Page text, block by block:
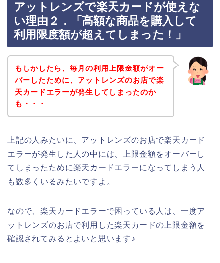
アットレンズで楽天カードが使えな
い理由２．「高額な商品を購入して
利用限度額が超えてしまった！」
もしかしたら、毎月の利用上限金額がオー
バーしたために、アットレンズのお店で楽
天カードエラーが発生してしまったのか
も・・・
上記の人みたいに、アットレンズのお店で楽天カード
エラーが発生した人の中には、上限金額をオーバーし
てしまったために楽天カードエラーになってしまう人
も数多くいるみたいですよ。
なので、楽天カードエラーで困っている人は、一度ア
ットレンズのお店で利用した楽天カードの上限金額を
確認されてみるとよいと思います♪